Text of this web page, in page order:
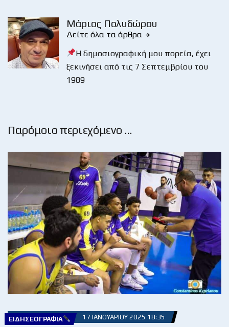
Μάριος Πολυδώρου
Δείτε όλα τα άρθρα
Η δημοσιογραφική μου πορεία, έχει
ξεκινήσει από τις 7 Σεπτεμβρίου του
1989
Παρόμοιο περιεχόμενο …
ΕΙΔΗΣΕΟΓΡΑΦΊΑ 17 ΙΑΝΟΥΑΡΊΟΥ 2025 18:35